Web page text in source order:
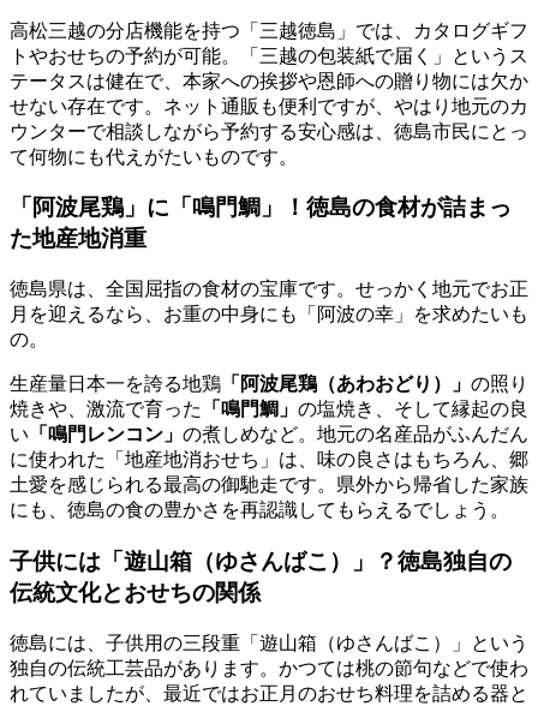
高松三越の分店機能を持つ「三越徳島」では、カタログギフ
トやおせちの予約が可能。
「三越の包装紙で届く」というス
テータスは健在で、本家への挨拶や恩師への贈り物には欠か
せない存在です。ネット通販も便利ですが、やはり地元のカ
ウンターで相談しながら予約する安心感は、徳島市民にとっ
て何物にも代えがたいものです。
「阿波尾鶏」に「鳴門鯛」！徳島の食材が詰まっ
た地産地消重
徳島県は、全国屈指の食材の宝庫です。せっかく地元でお正
月を迎えるなら、お重の中身にも「阿波の幸」を求めたいも
の。
生産量日本一を誇る地鶏 「阿波尾鶏（あわおどり）」 の照り
焼きや、激流で育った
「鳴門鯛」 の塩焼き、そして縁起の良
い 「鳴門レンコン」 の煮しめなど。 地元の名産品がふんだん
に使われた「地産地消おせち」 は、味の良さはもちろん、郷
土愛を感じられる最高の御馳走です。県外から帰省した家族
にも、徳島の食の豊かさを再認識してもらえるでしょう。
子供には「遊山箱（ゆさんばこ）」？徳島独自の
伝統文化とおせちの関係
徳島には、子供用の三段重「遊山箱（ゆさんばこ）」という
独自の伝統工芸品があります。かつては桃の節句などで使わ
れていましたが、最近ではお正月のおせち料理を詰める器と